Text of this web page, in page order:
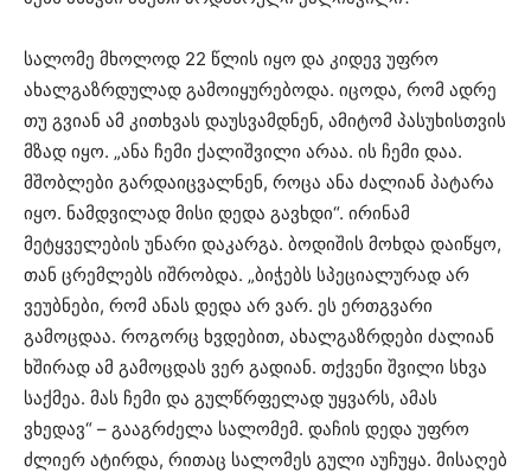
სალომე მხოლოდ 22 წლის იყო და კიდევ უფრო
ახალგაზრდულად გამოიყურებოდა. იცოდა, რომ ადრე
თუ გვიან ამ კითხვას დაუსვამდნენ, ამიტომ პასუხისთვის
მზად იყო. „ანა ჩემი ქალიშვილი არაა. ის ჩემი დაა.
მშობლები გარდაიცვალნენ, როცა ანა ძალიან პატარა
იყო. ნამდვილად მისი დედა გავხდი“. ირინამ
მეტყველების უნარი დაკარგა. ბოდიშის მოხდა დაიწყო,
თან ცრემლებს იშრობდა. „ბიჭებს სპეციალურად არ
ვეუბნები, რომ ანას დედა არ ვარ. ეს ერთგვარი
გამოცდაა. როგორც ხვდებით, ახალგაზრდები ძალიან
ხშირად ამ გამოცდას ვერ გადიან. თქვენი შვილი სხვა
საქმეა. მას ჩემი და გულწრფელად უყვარს, ამას
ვხედავ“ – გააგრძელა სალომემ. დაჩის დედა უფრო
ძლიერ ატირდა, რითაც სალომეს გული აუჩუყა. მისაღებ